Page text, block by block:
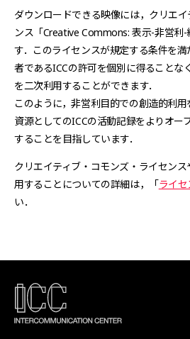
ダウンロードできる映像には，クリエ
ンス「Creative Commons: 表示-非営利
す．このライセンスが規定する条件を
者であるICCの許可を個別に得ることな
を二次利用することができます．
このように，非営利目的での創造的利
資源としてのICCの活動記録をよりオー
することを目指しています．
クリエイティブ・コモンズ・ライセン
用することについての詳細は，「ライセ
い．